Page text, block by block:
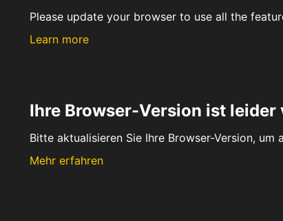
Please update your browser to use all the
Learn more
Ihre Browser-Version ist leider
Bitte aktualisieren Sie Ihre Browser-Version,
Mehr erfahren